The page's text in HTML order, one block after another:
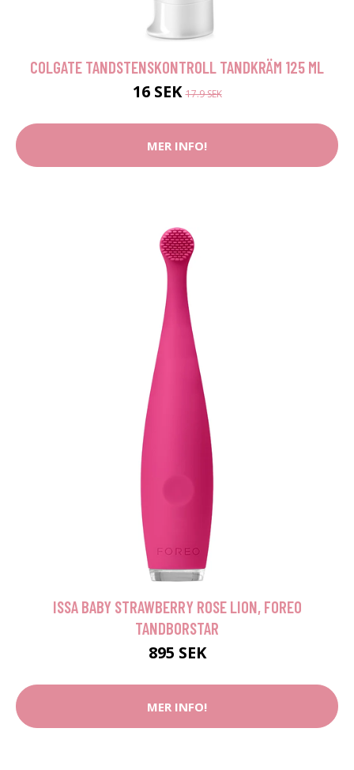
COLGATE TANDSTENSKONTROLL TANDKRÄM 125 ML
16 SEK17.9 SEK
MER INFO!
ISSA BABY STRAWBERRY ROSE LION, FOREO
TANDBORSTAR
895 SEK
MER INFO!